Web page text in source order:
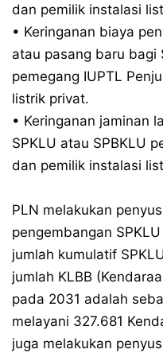
dan pemilik instalasi
• Keringanan biaya
atau pasang baru bagi
pemegang IUPTL
listrik privat.
• Keringanan jaminan
SPKLU atau SPBKLU
dan pemilik instalasi
PLN melakukan
pengembangan
jumlah kumulatif
jumlah KLBB
pada 2031 adalah
melayani 327.681
juga melakukan